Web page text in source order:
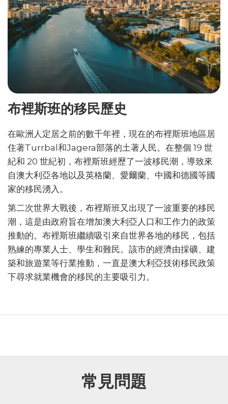
布裡斯班的移民歷史
在歐洲人定居之前的數千年裡，現在的布裡斯班地區居
住著Turrbal和Jagera部落的土著人民。在整個 19 世
紀和 20 世紀初，布裡斯班經歷了一波移民潮，導致來
自澳大利亞各地以及英格蘭、愛爾蘭、中國和德國等國
家的移民湧入。
第二次世界大戰後，布裡斯班又出現了一波重要的移民
潮，這是由政府旨在增加澳大利亞人口和工作力的政策
推動的。布裡斯班繼續吸引來自世界各地的移民，包括
熟練的專業人士、學生和難民。該市的經濟由採礦、建
築和旅遊業等行業推動，一直是澳大利亞技術移民政策
下尋求就業機會的移民的主要吸引力。
常見問題